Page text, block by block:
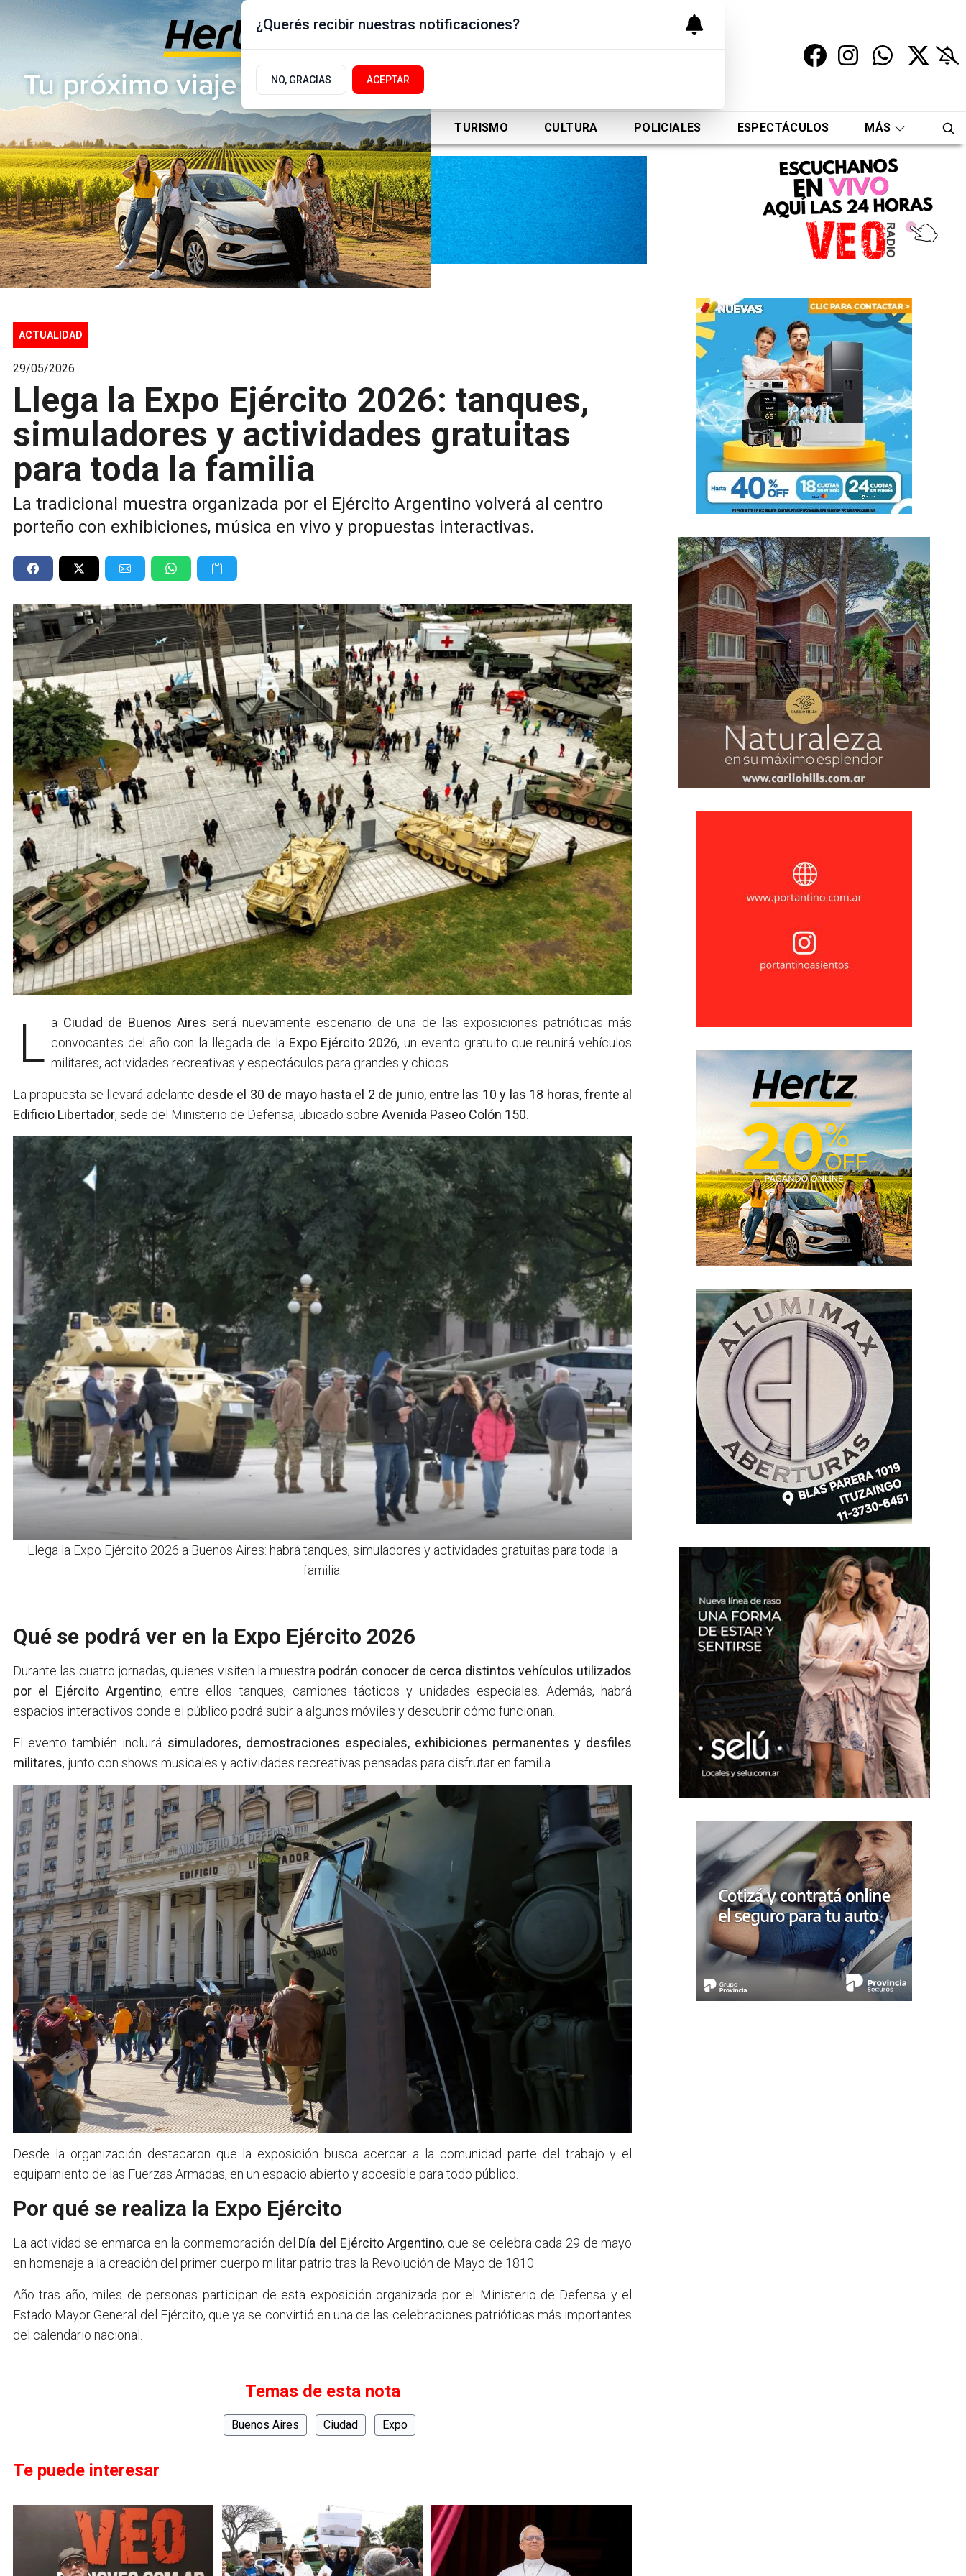
Jueves 6 de Agosto
de 2026
17.9ºc | Buenos Aires, AR
ACTUALIDAD POLÍTICA DEPORTES TURISMO CULTURA POLICIALES ESPECTÁCULOS MÁS
ACTUALIDAD
29/05/2026
Llega la Expo Ejército 2026: tanques,
simuladores y actividades gratuitas
para toda la familia
La tradicional muestra organizada por el Ejército Argentino volverá al centro
porteño con exhibiciones, música en vivo y propuestas interactivas.
La Ciudad de Buenos Aires será nuevamente escenario de una de las exposiciones patrióticas más
convocantes del año con la llegada de la Expo Ejército 2026, un evento gratuito que reunirá vehículos
militares, actividades recreativas y espectáculos para grandes y chicos.
La propuesta se llevará adelante desde el 30 de mayo hasta el 2 de junio, entre las 10 y las 18 horas, frente al
Edificio Libertador, sede del Ministerio de Defensa, ubicado sobre Avenida Paseo Colón 150
Llega la Expo Ejército 2026 a Buenos Aires: habrá tanques, simuladores y actividades gratuitas para toda la
familia.
Qué se podrá ver en la Expo Ejército 2026
Durante las cuatro jornadas, quienes visiten la muestra podrán conocer de cerca distintos vehículos utilizados
por el Ejército Argentino, entre ellos tanques, camiones tácticos y unidades especiales. Además, habrá
espacios interactivos donde el público podrá subir a algunos móviles y descubrir cómo funcionan.
El evento también incluirá simuladores, demostraciones especiales, exhibiciones permanentes y desfiles
militares, junto con shows musicales y actividades recreativas pensadas para disfrutar en familia.
Desde la organización destacaron que la exposición busca acercar a la comunidad parte del trabajo y el
equipamiento de las Fuerzas Armadas, en un espacio abierto y accesible para todo público.
Por qué se realiza la Expo Ejército
La actividad se enmarca en la conmemoración del Día del Ejército Argentino, que se celebra cada 29 de mayo
en homenaje a la creación del primer cuerpo militar patrio tras la Revolución de Mayo de 1810.
Año tras año, miles de personas participan de esta exposición organizada por el Ministerio de Defensa y el
Estado Mayor General del Ejército, que ya se convirtió en una de las celebraciones patrióticas más importantes
del calendario nacional.
Temas de esta nota
Buenos Aires Ciudad Expo
Te puede interesar
¿Querés recibir nuestras notificaciones?
NO, GRACIAS ACEPTAR